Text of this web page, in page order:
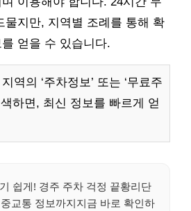
물지만, 지역별 조례를 통해 확
얻을 수 있습니다.
역의 ‘주차정보’ 또는 ‘무료주
하면, 최신 정보를 빠르게 얻
쉽게! 경주 주차 걱정 끝황리단
교통 정보까지지금 바로 확인하